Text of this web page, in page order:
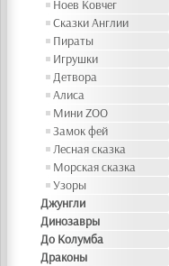
Ноев Ковчег
Сказки Англии
Пираты
Игрушки
Детвора
Алиса
Мини ZOO
Замок фей
Лесная сказка
Морская сказка
Узоры
Джунгли
Динозавры
До Колумба
Драконы